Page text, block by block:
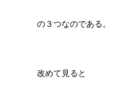
の３つなのである。
改めて見ると